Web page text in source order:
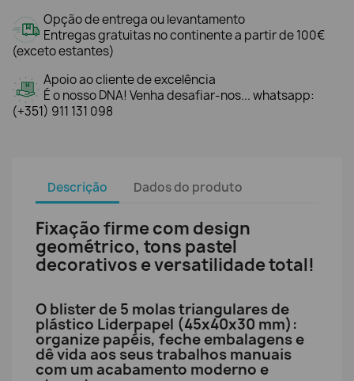
Opção de entrega ou levantamento
Entregas gratuitas no continente a partir de 100€
(exceto estantes)
Apoio ao cliente de excelência
É o nosso DNA! Venha desafiar-nos... whatsapp:
(+351) 911 131 098
Descrição Dados do produto
Fixação firme com design
geométrico, tons pastel
decorativos e versatilidade total!
O blister de 5 molas triangulares de
plástico Liderpapel (45x40x30 mm):
organize papéis, feche embalagens e
dê vida aos seus trabalhos manuais
com um acabamento moderno e